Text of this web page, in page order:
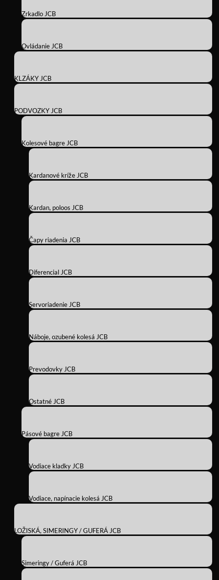
Zrkadlo JCB
Ovládanie JCB
KLZÁKY JCB
PODVOZKY JCB
Kolesové bagre JCB
Kardanové kríže JCB
Kardan, poloos JCB
Čapy riadenia JCB
Diferencial JCB
Servoriadenie JCB
Náboje, ozubené kolesá JCB
Prevodovky JCB
Ostatné JCB
Pásové bagre JCB
Vodiace kladky JCB
Vodiace, napínacie kolesá JCB
LOŽISKÁ, SIMERINGY / GUFERÁ JCB
Simeringy / Guferá JCB